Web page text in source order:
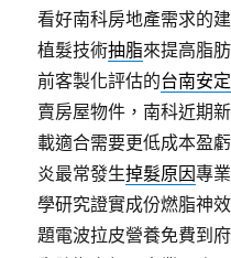
看好南科房地產需求的
植髮技術抽脂來提高脂
前客製化評估的台南安
賣房屋物件，南科近期
載適合需要更低成本盈
炎最常發生掉髮原因專
學研究證實成份燃脂神
題電波拉皮營養免費到